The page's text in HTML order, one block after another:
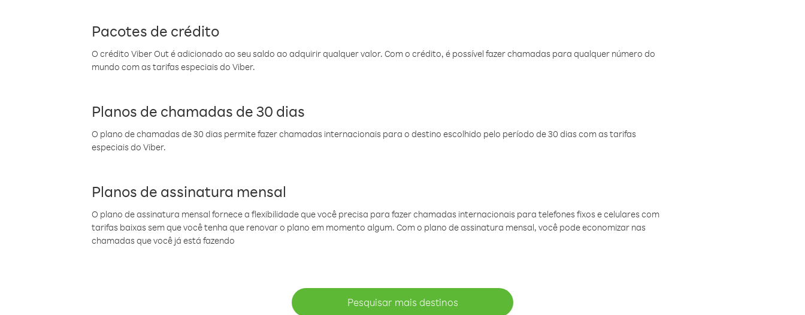
Pacotes de crédito
O crédito Viber Out é adicionado ao seu saldo ao adquirir qualquer valor. Com o crédito, é possível fazer chamadas para qualquer número do
mundo com as tarifas especiais do Viber.
Planos de chamadas de 30 dias
O plano de chamadas de 30 dias permite fazer chamadas internacionais para o destino escolhido pelo período de 30 dias com as tarifas
especiais do Viber.
Planos de assinatura mensal
O plano de assinatura mensal fornece a flexibilidade que você precisa para fazer chamadas internacionais para telefones fixos e celulares com
tarifas baixas sem que você tenha que renovar o plano em momento algum. Com o plano de assinatura mensal, você pode economizar nas
chamadas que você já está fazendo
Pesquisar mais destinos